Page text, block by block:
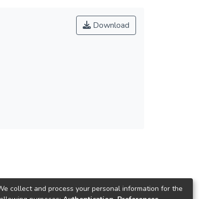
Download
collect and process your personal information for the